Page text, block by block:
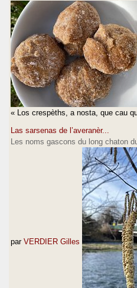
« Los crespèths, a nosta, que cau
Las sarsenas de l’averanèr...
Les noms gascons du long chaton
par VERDIER Gilles